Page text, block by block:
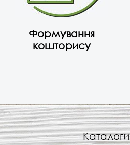
Формування
кошторису
Каталоги